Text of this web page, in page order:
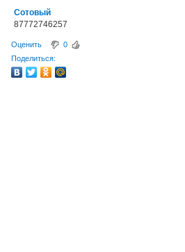
Сотовый
87772746257
Оценить
0
Поделиться: